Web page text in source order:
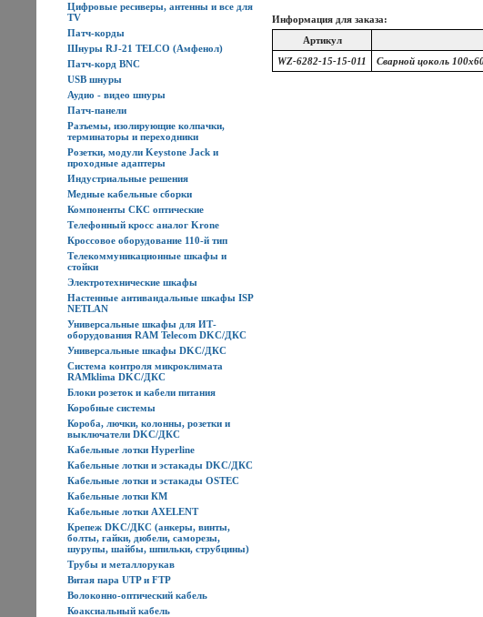
Цифровые ресиверы, антенны и все для
TV
Патч-корды
Шнуры RJ-21 TELCO (Амфенол)
Патч-корд BNC
USB шнуры
Аудио - видео шнуры
Патч-панели
Разъемы, изолирующие колпачки,
терминаторы и переходники
Розетки, модули Keystone Jack и
проходные адаптеры
Индустриальные решения
Медные кабельные сборки
Компоненты СКС оптические
Телефонный кросс аналог Krone
Кроссовое оборудование 110-й тип
Телекоммуникационные шкафы и
стойки
Электротехнические шкафы
Настенные антивандальные шкафы ISP
NETLAN
Универсальные шкафы для ИТ-
оборудования RAM Telecom DKC/ДКС
Универсальные шкафы DKC/ДКС
Система контроля микроклимата
RAMklima DKC/ДКС
Блоки розеток и кабели питания
Коробные системы
Короба, лючки, колонны, розетки и
выключатели DKC/ДКС
Кабельные лотки Hyperline
Кабельные лотки и эстакады DKC/ДКС
Кабельные лотки и эстакады OSTEC
Кабельные лотки КМ
Кабельные лотки AXELENT
Крепеж DKC/ДКС (анкеры, винты,
болты, гайки, дюбели, саморезы,
шурупы, шайбы, шпильки, струбцины)
Трубы и металлорукав
Витая пара UTP и FTP
Волоконно-оптический кабель
Коаксиальный кабель
Информация для заказа:
Артикул
WZ-6282-15-15-011
Сварной цоколь